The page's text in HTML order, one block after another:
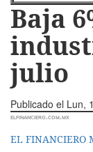
Baja
julio
Publicado el Lun,
elfinanciero.com.mx
EL FINANCIERO